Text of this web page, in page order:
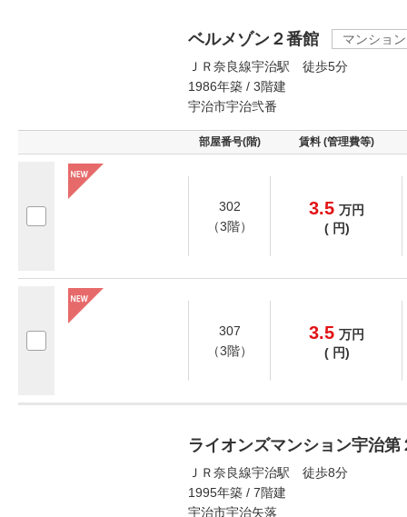
ベルメゾン２番館
マンション
ＪＲ奈良線宇治駅 徒歩5分
1986年築 / 3階建
宇治市宇治弐番
部屋番号(階) 賃料 (管理費等)
302
（3階）
3.5 万円
( 円)
307
（3階）
3.5 万円
( 円)
ライオンズマンション宇治第
ＪＲ奈良線宇治駅 徒歩8分
1995年築 / 7階建
宇治市宇治矢落